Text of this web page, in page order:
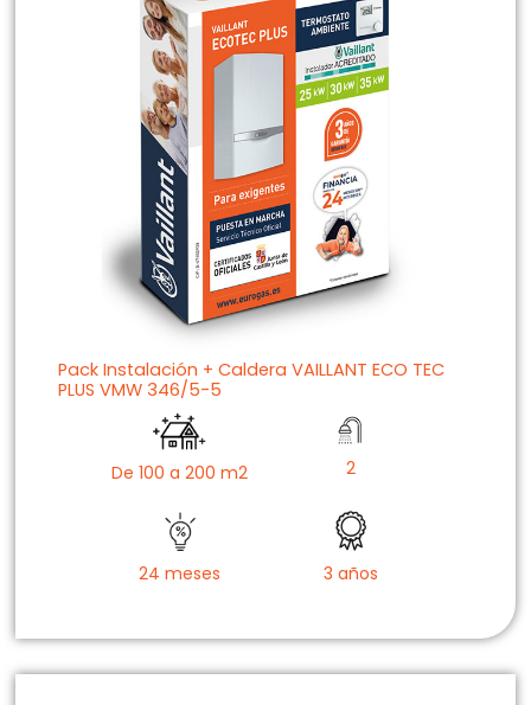
Pack Instalación + Caldera VAILLANT ECO TEC
PLUS VMW 346/5-5
De 100 a 200 m2 2
24 meses 3 años